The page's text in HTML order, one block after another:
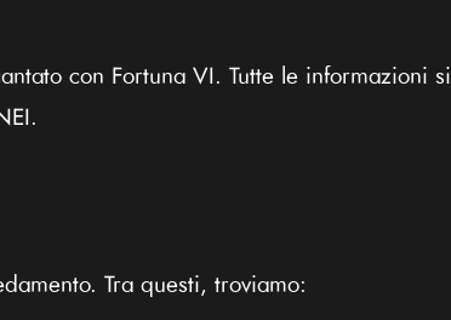
con Fortuna VI. Tutte le informazioni si
Tra questi, troviamo: